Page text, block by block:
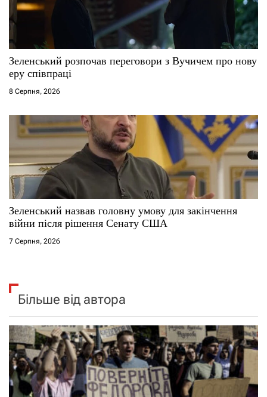
Зеленський розпочав переговори з Вучичем про нову
еру співпраці
8 Серпня, 2026
Зеленський назвав головну умову для закінчення
війни після рішення Сенату США
7 Серпня, 2026
Більше від автора